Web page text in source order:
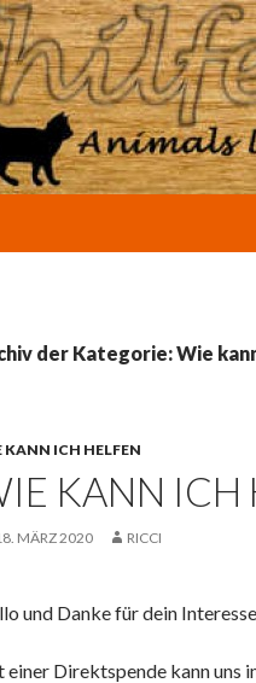
der Kategorie: Wie
KANN ICH HELFEN
KANN ICH
MÄRZ 2020 RICCI
und Danke für dein
einer Direktspende kann uns